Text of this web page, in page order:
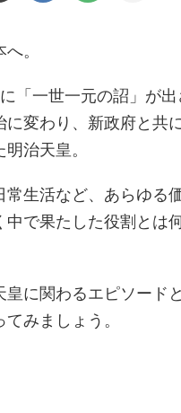
。
「一世一元の詔」が
に変わり、新政府と共
治天皇。
常生活など、あらゆる
中で果たした役割とは
皇に関わるエピソード
みましょう。